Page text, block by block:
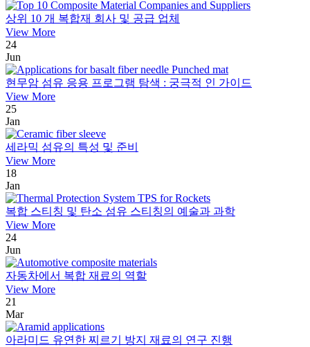
상위 10 개 복합재 회사 및 공급 업체
View More
24
Jun
현무암 섬유 응용 프로그램 탐색 : 궁극적 인 가이드
View More
25
Jan
세라믹 섬유의 특성 및 준비
View More
18
Jan
복합 스티칭 및 탄소 섬유 스티칭의 예술과 과학
View More
24
Jun
자동차에서 복합 재료의 역할
View More
21
Mar
아라미드 유연한 찌르기 방지 재료의 연구 진행